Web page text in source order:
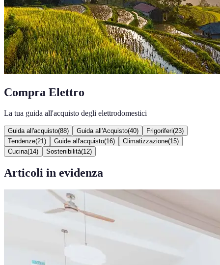
Compra Elettro
La tua guida all'acquisto degli elettrodomestici
Guida all'acquisto(88) Guida all'Acquisto(40) Frigoriferi(23)
Tendenze(21 ) Guide all'acquisto(16) Climatizzazione(15)
Cucina(14) Sostenibilità(12)
Articoli in evidenza